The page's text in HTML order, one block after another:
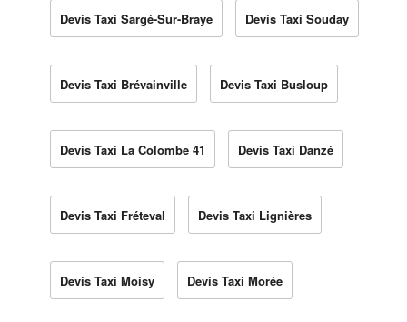
Devis Taxi Sargé-Sur-Braye Devis Taxi Souday
Devis Taxi Brévainville Devis Taxi Busloup
Devis Taxi La Colombe 41 Devis Taxi Danzé
Devis Taxi Fréteval Devis Taxi Lignières
Devis Taxi Moisy Devis Taxi Morée